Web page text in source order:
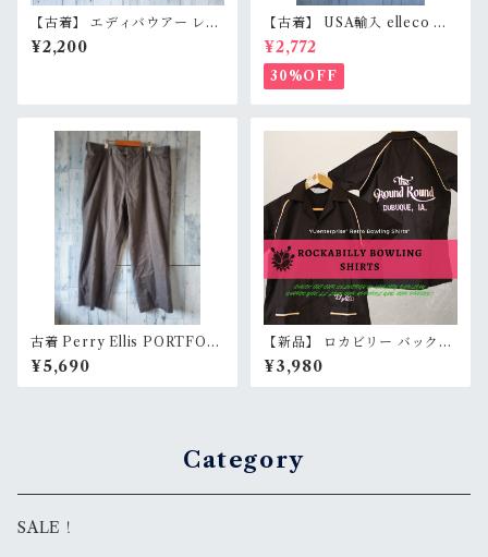
【古着】 エディバウアー レー
ヨン シルク 半袖シャツ PS
（レディースXS〜S相当） 花
¥2,200
【古着】 USA輸入 elleco 半
袖 ワークシャツ L〜XL相当
（身幅62cm） ベージュ オー
バーサイズ アメカジ RankB
¥2,772
30%OFF
古着 Perry Ellis PORTFOLI
O サイズ36×29 グレー系 Ran
kB
¥5,690
【新品】 ロカビリー バック刺
繍 ボーリングシャツ S/M展開
（ブラック） 黒 50s 裾ポケッ
ト アメカジ RankS
¥3,980
Category
SALE！